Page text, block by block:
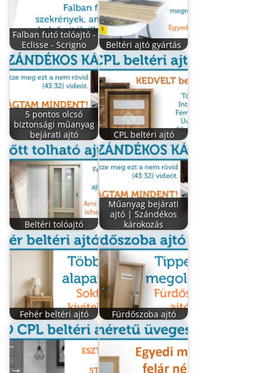
Falban futó tolóajtó -
Eclisse - Scrigno
Beltéri ajtó gyártás
5 pontos olcsó
biztonsági műanyag
bejárati ajtó
CPL beltéri ajtó
Beltéri tolóajtó
Műanyag bejárati
ajtó | Szándékos
károkozás
Fehér beltéri ajtó Fürdőszoba ajtó